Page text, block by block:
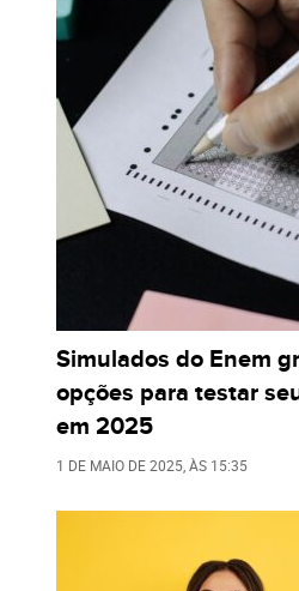
Simulados do Enem
opções para testar
em 2025
1 DE MAIO DE 2025 , ÀS 15:35